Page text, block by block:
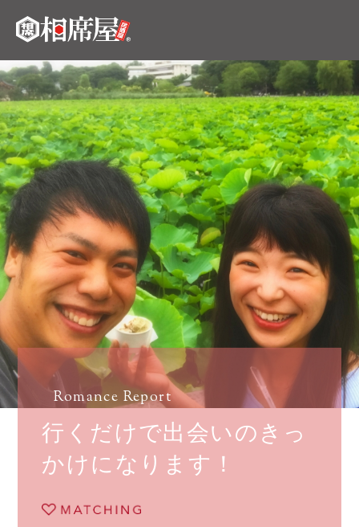
Romance Report
行くだけで出会いのきっ
かけになります！